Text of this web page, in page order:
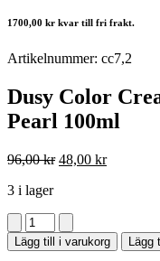
1700,00 kr kvar till fri frakt.
Artikelnummer: cc7,2
Dusy Color
Pearl 100ml
96,00kr Det
48,00 krDet
3 i lager
Dusy
Color
Creations
Lägg till i varukorg Lägg